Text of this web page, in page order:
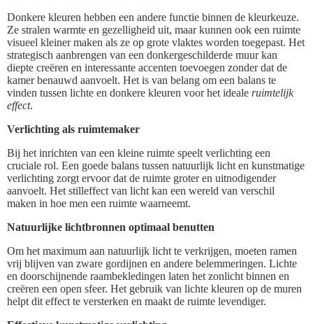
Donkere kleuren hebben een andere functie binnen de kleurkeuze.
Ze stralen warmte en gezelligheid uit, maar kunnen ook een ruimte
visueel kleiner maken als ze op grote vlaktes worden toegepast. Het
strategisch aanbrengen van een donkergeschilderde muur kan
diepte creëren en interessante accenten toevoegen zonder dat de
kamer benauwd aanvoelt. Het is van belang om een balans te
vinden tussen lichte en donkere kleuren voor het ideale ruimtelijk
effect.
Verlichting als ruimtemaker
Bij het inrichten van een kleine ruimte speelt verlichting een
cruciale rol. Een goede balans tussen natuurlijk licht en kunstmatige
verlichting zorgt ervoor dat de ruimte groter en uitnodigender
aanvoelt. Het stilleffect van licht kan een wereld van verschil
maken in hoe men een ruimte waarneemt.
Natuurlijke lichtbronnen optimaal benutten
Om het maximum aan natuurlijk licht te verkrijgen, moeten ramen
vrij blijven van zware gordijnen en andere belemmeringen. Lichte
en doorschijnende raambekledingen laten het zonlicht binnen en
creëren een open sfeer. Het gebruik van lichte kleuren op de muren
helpt dit effect te versterken en maakt de ruimte levendiger.